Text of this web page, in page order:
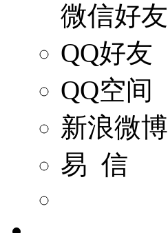
微信好友
QQ好友
QQ空间
新浪微博
易 信